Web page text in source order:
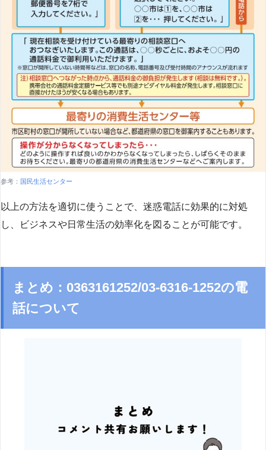
参考： 国民生活センター
以上の方法を適切に使うことで、迷惑電話に効果的に対処
し、ビジネスや日常生活の効率化を図ることが可能です。
まとめ：0363161252/03-6316-1252の電
話について